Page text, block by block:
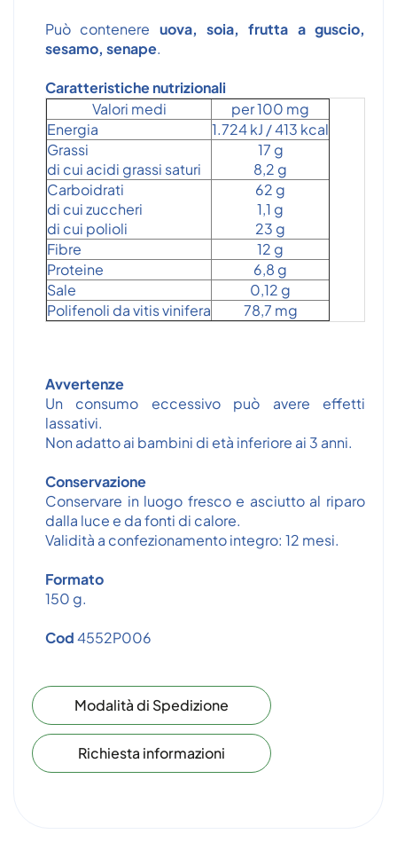
Può contenere uova, soia, frutta a guscio,
sesamo, senape.
Caratteristiche nutrizionali
Valori medi
per 100 mg
Energia
1.724 kJ / 413 kcal
Grassi
di cui acidi grassi saturi
17 g
8,2 g
Carboidrati
di cui zuccheri
di cui polioli
62 g
1,1 g
23 g
Fibre
12 g
Proteine
6,8 g
Sale
0,12 g
Polifenoli da vitis vinifera
78,7 mg
Avvertenze
Un consumo eccessivo può avere effetti
lassativi.
Non adatto ai bambini di età inferiore ai 3 anni.
Conservazione
Conservare in luogo fresco e asciutto al riparo
dalla luce e da fonti di calore.
Validità a confezionamento integro: 12 mesi.
Formato
150 g.
Cod4552P006
Modalità di Spedizione
Richiesta informazioni